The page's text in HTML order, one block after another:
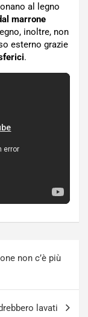
al legno
marrone
inoltre, non
esterno grazie
.
non c’è più
lavati